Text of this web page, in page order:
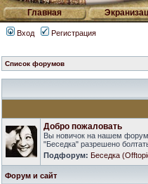
Главная
Вход Регистрация
Список форумов
Добро пожаловать
Вы новичок на нашем
"Беседка" разрешено
Подфорум: Беседка
Форум и сайт